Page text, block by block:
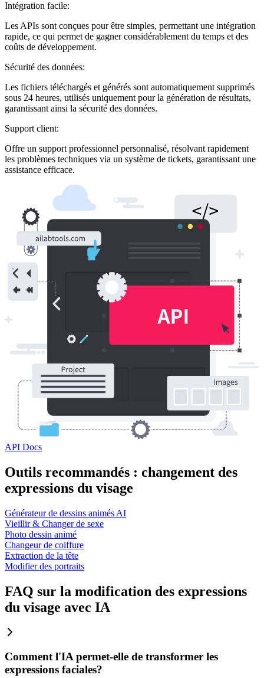
Intégration facile:
Les APIs sont conçues pour être simples, permettant une intégration
rapide, ce qui permet de gagner considérablement du temps et des
coûts de développement.
Sécurité des données:
Les fichiers téléchargés et générés sont automatiquement supprimés
sous 24 heures, utilisés uniquement pour la génération de résultats,
garantissant ainsi la sécurité des données.
Support client:
Offre un support professionnel personnalisé, résolvant rapidement
les problèmes techniques via un système de tickets, garantissant une
assistance efficace.
API Docs
Outils recommandés : changement des
expressions du visage
Générateur de dessins animés AI
Vieillir & Changer de sexe
Photo dessin animé
Changeur de coiffure
Extraction de la tête
Modifier des portraits
FAQ sur la modification des expressions
du visage avec IA
Comment l'IA permet-elle de transformer les
expressions faciales?